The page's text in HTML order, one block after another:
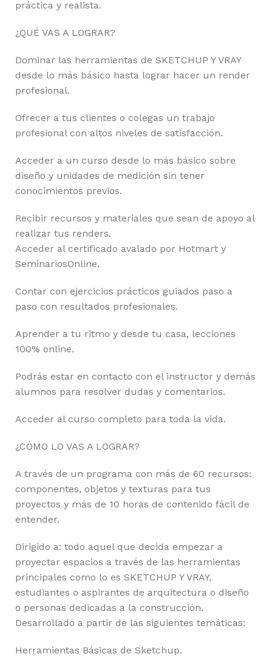
práctica y realista.
¿QUÉ VAS A LOGRAR?
Dominar las herramientas de SKETCHUP Y VRAY
desde lo más básico hasta lograr hacer un render
profesional.
Ofrecer a tus clientes o colegas un trabajo
profesional con altos niveles de satisfacción.
Acceder a un curso desde lo más básico sobre
diseño y unidades de medición sin tener
conocimientos previos.
Recibir recursos y materiales que sean de apoyo al
realizar tus renders.
Acceder al certificado avalado por Hotmart y
SeminariosOnline.
Contar con ejercicios prácticos guiados paso a
paso con resultados profesionales.
Aprender a tu ritmo y desde tu casa, lecciones
100% online.
Podrás estar en contacto con el instructor y demás
alumnos para resolver dudas y comentarios.
Acceder al curso completo para toda la vida.
¿CÓMO LO VAS A LOGRAR?
A través de un programa con más de 60 recursos:
componentes, objetos y texturas para tus
proyectos y más de 10 horas de contenido fácil de
entender.
Dirigido a: todo aquel que decida empezar a
proyectar espacios a través de las herramientas
principales como lo es SKETCHUP Y VRAY,
estudiantes o aspirantes de arquitectura o diseño
o personas dedicadas a la construcción.
Desarrollado a partir de las siguientes temáticas:
Herramientas Básicas de Sketchup.